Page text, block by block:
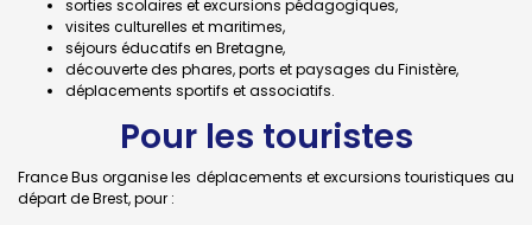
sorties scolaires et excursions pédagogiques,
visites culturelles et maritimes,
séjours éducatifs en Bretagne,
découverte des phares, ports et paysages du Finistère,
déplacements sportifs et associatifs.
Pour les touristes
France Bus organise les déplacements et excursions touristiques au
départ de Brest, pour :